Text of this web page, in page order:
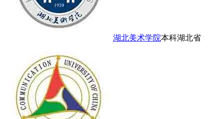
湖北美术学院本科湖北省